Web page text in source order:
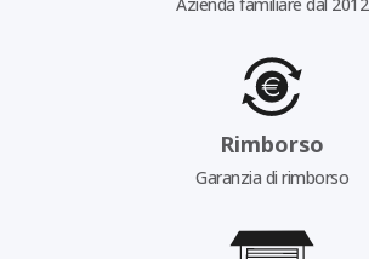
Rimborso
Garanzia di rimborso